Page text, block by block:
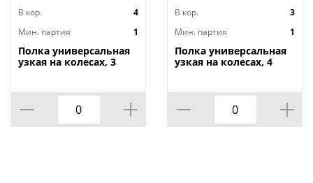
В кор.
4
Мин. партия
1
Полка универсальная
узкая на колесах, 3
В кор.
3
Мин. партия
1
Полка универсальная
узкая на колесах, 4